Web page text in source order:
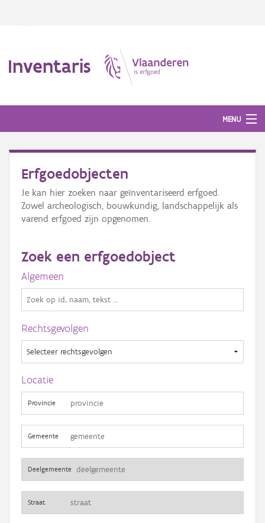
Inventaris
MENU
Erfgoedobject
Aanduidingsobject
Waarneming
Gebeurtenis
Persoon of collectief
Downloads
Hergebruik
Erfgoedobjecten
Je kan hier zoeken naar geïnventariseerd erfgoed.
Zowel archeologisch, bouwkundig, landschappelijk als
varend erfgoed zijn opgenomen.
Zoek een erfgoedobject
Algemeen
Rechtsgevolgen
Locatie
Provincie
Gemeente
Deelgemeente
Straat